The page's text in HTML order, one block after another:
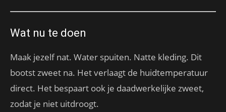
Wat nu te doen
Maak jezelf nat. Water spuiten. Natte kleding. Dit
bootst zweet na. Het verlaagt de huidtemperatuur
direct. Het bespaart ook je daadwerkelijke zweet,
zodat je niet uitdroogt.